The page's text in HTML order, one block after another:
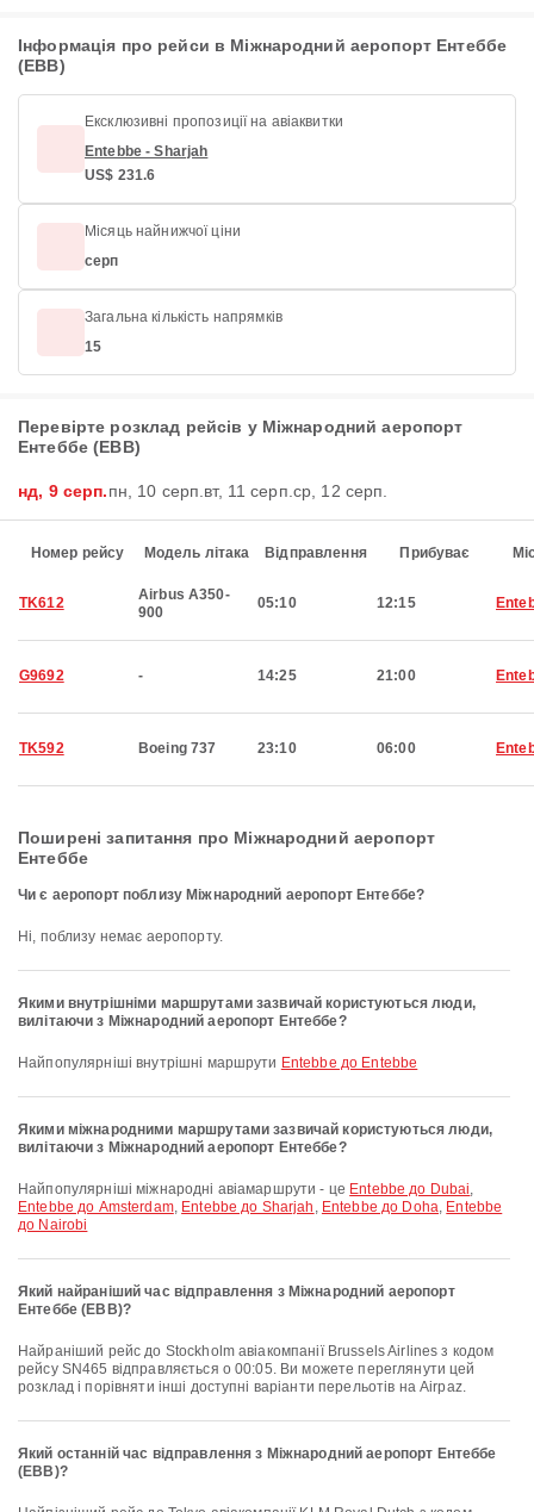
Інформація про рейси в Міжнародний аеропорт Ентеббе
(EBB)
Ексклюзивні пропозиції на авіаквитки
Entebbe - Sharjah
US$ 231.6
Місяць найнижчої ціни
серп
Загальна кількість напрямків
15
Перевірте розклад рейсів у Міжнародний аеропорт
Ентеббе (EBB)
нд, 9 серп.пн, 10 серп. вт, 11 серп. ср, 12 серп.
Номер рейсу Модель літака Відправлення Прибуває
TK612
Airbus A350-
900
05:10 12:15
G9692 - 14:25 21:00
TK592 Boeing 737 23:10 06:00
Поширені запитання про Міжнародний аеропорт
Ентеббе
Чи є аеропорт поблизу Міжнародний аеропорт Ентеббе?
Ні, поблизу немає аеропорту.
Якими внутрішніми маршрутами зазвичай користуються люди,
вилітаючи з Міжнародний аеропорт Ентеббе?
Найпопулярніші внутрішні маршрути Entebbe до Entebbe
Якими міжнародними маршрутами зазвичай користуються люди,
вилітаючи з Міжнародний аеропорт Ентеббе?
Найпопулярніші міжнародні авіамаршрути - це Entebbe до Dubai,
Entebbe до Amsterdam, Entebbe до Sharjah , Entebbe до Doha, Entebbe
до Nairobi
Який найраніший час відправлення з Міжнародний аеропорт
Ентеббе (EBB)?
Найраніший рейс до Stockholm авіакомпанії Brussels Airlines з кодом
рейсу SN465 відправляється о 00:05. Ви можете переглянути цей
розклад і порівняти інші доступні варіанти перельотів на Airpaz.
Який останній час відправлення з Міжнародний аеропорт Ентеббе
(EBB)?